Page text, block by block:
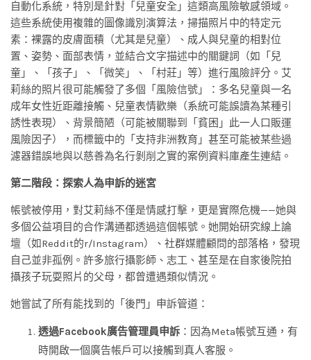
自動化系統，特別是針對「兒童安全」這類高風險敏感領域。
這些系統使用複雜的圖像識別演算法，掃描照片中的特定元
素：裸露的皮膚面積（尤其是兒童）、成人與兒童的相對位
置、姿勢、面部表情，並結合文字描述中的關鍵詞（如「兒
童」、「孩子」、「微笑」、「村莊」等）進行風險評分。艾
莉絲的照片很可能觸發了多個「風險信號」：多名兒童與一名
成年女性近距離接觸、兒童表情歡樂（系統可能誤讀為某種引
誘性表現）、背景簡陋（可能被關聯到「貧困」此一人口販運
風險因子），而標籤中的「支持非洲教育」甚至可能被某些過
濾器錯誤地與以慈善為名行剝削之實的案例資料庫產生連結。
第二階段：探索人為申訴的迷宮
帳號被停用，對艾莉絲不僅是情感打擊，更是實際危機——她與
多個公益項目的合作溝通都透過這個帳號。她開始研究線上論
壇（如Reddit的r/Instagram）、社群媒體顧問的部落格，發現
自己並非孤例。許多旅行攝影師、志工、甚至是在自家後院拍
攝孩子玩耍照片的父母，都曾遭遇類似情況。
她嘗試了所有能找到的「後門」申訴管道：
透過Facebook廣告管理員申訴 ：因為Meta帳號互通，有
時開啟一個廣告帳戶可以接觸到真人客服。